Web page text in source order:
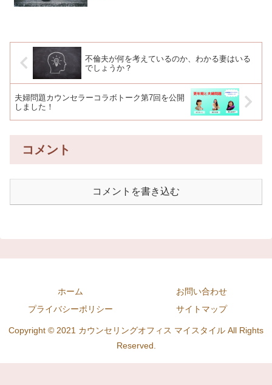
不倫夫が何を考えているのか、わかる妻はいる
でしょうか？
夫婦問題カウンセラーコラボトーク第7回を公開
しました！
コメント
コメントを書き込む
ホーム
お問い合わせ
プライバシーポリシー
サイトマップ
Copyright © 2021 カウンセリングオフィス マイスタイル All Rights
Reserved.